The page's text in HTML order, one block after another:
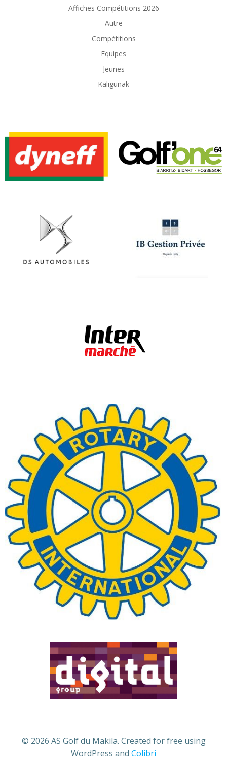
Affiches Compétitions 2026
Autre
Compétitions
Equipes
Jeunes
Kaligunak
© 2026 AS Golf du Makila. Created for free using
WordPress and Colibri